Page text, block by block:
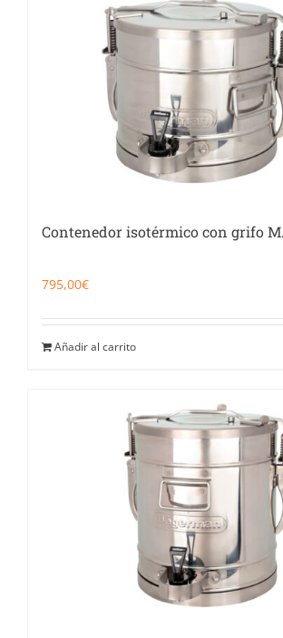
Food Service y Vending
Contenedor isotérmico con grifo
795,00€
Añadir al carrito